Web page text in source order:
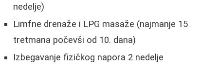
nedelje)
Limfne drenaže i LPG masaže (najmanje 15
tretmana počevši od 10. dana)
Izbegavanje fizičkog napora 2 nedelje